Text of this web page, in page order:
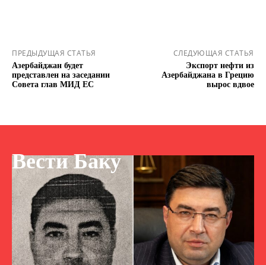
ПРЕДЫДУЩАЯ СТАТЬЯ
Азербайджан будет
представлен на заседании
Совета глав МИД ЕС
СЛЕДУЮЩАЯ СТАТЬЯ
Экспорт нефти из
Азербайджана в Грецию
вырос вдвое
Вести Баку